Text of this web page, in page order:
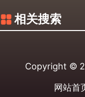
相关搜索
Copyright ©
网站首